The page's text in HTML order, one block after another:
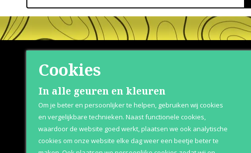
Shop
Herenparfum
Damesparfum
Merken
Bezorging & Levertijd
Over Parfum Outlet
Betaalopties
Cookies
In alle geuren en kleuren
Om je beter en persoonlijker te helpen, gebruiken wij cookies
en vergelijkbare technieken. Naast functionele cookies,
waardoor de website goed werkt, plaatsen we ook analytische
cookies om onze website elke dag weer een beetje beter te